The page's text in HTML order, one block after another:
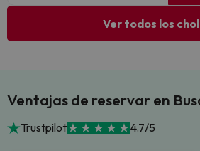
Ver todos los
Ventajas de reservar en
Trustpilot 4.7/5